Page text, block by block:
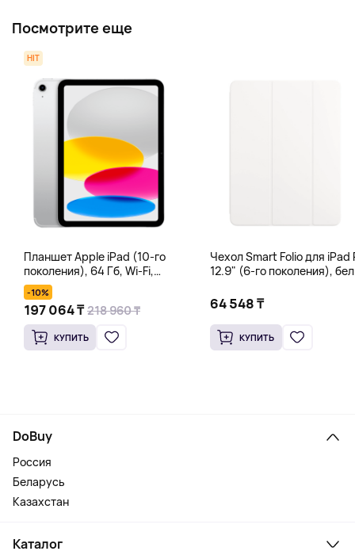
Посмотрите еще
HIT
Планшет Apple iPad (10-го
поколения), 64 Гб, Wi-Fi,
серебряный
-10%
197 064 ₸ 218 960 ₸
КУПИТЬ
Чехол Smart Folio для iPad
12.9" (6-го поколения),
64 548 ₸
КУПИТЬ
DoBuy
Россия
Беларусь
Казахстан
Каталог